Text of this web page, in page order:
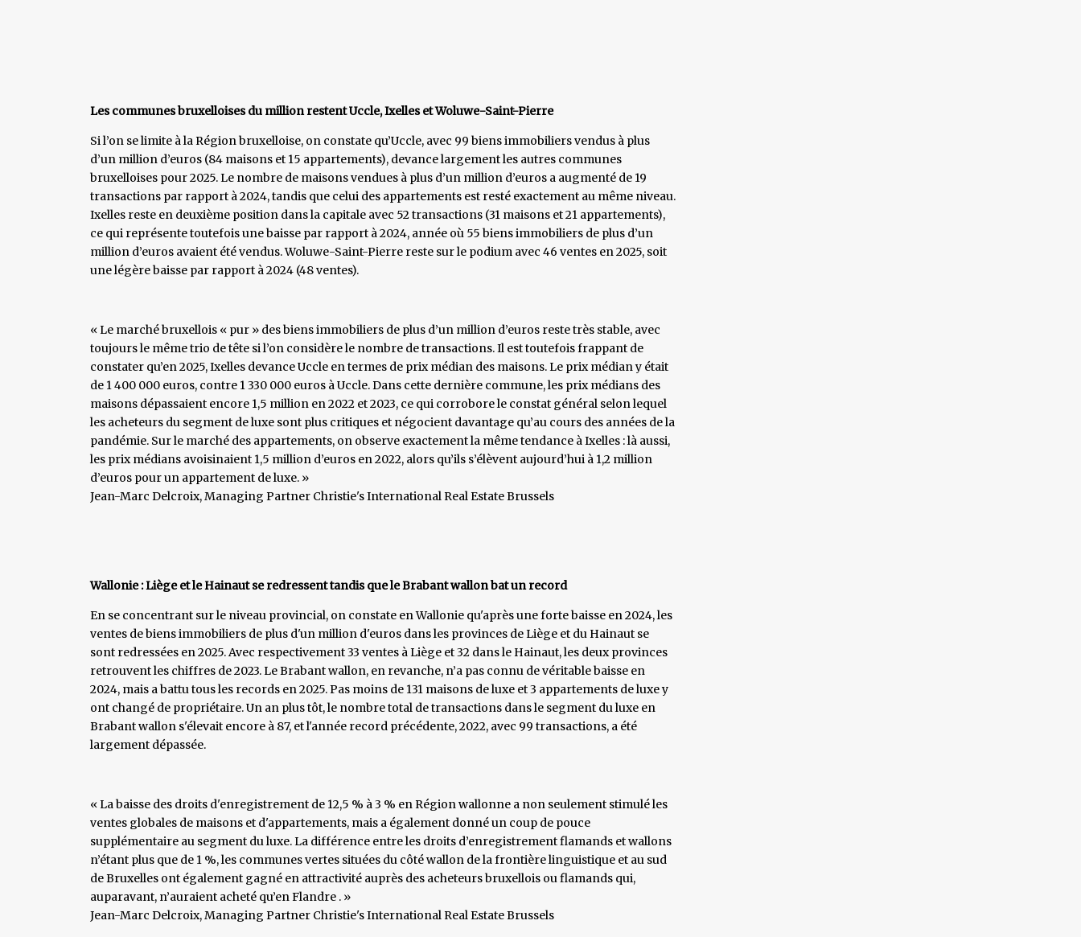
Les communes bruxelloises du million restent Uccle, Ixelles et Woluwe-Saint-Pierre
Si l’on se limite à la Région bruxelloise, on constate qu’Uccle, avec 99 biens immobiliers vendus à plus
d’un million d’euros (84 maisons et 15 appartements), devance largement les autres communes
bruxelloises pour 2025. Le nombre de maisons vendues à plus d’un million d’euros a augmenté de 19
transactions par rapport à 2024, tandis que celui des appartements est resté exactement au même niveau.
Ixelles reste en deuxième position dans la capitale avec 52 transactions (31 maisons et 21 appartements),
ce qui représente toutefois une baisse par rapport à 2024, année où 55 biens immobiliers de plus d’un
million d’euros avaient été vendus. Woluwe-Saint-Pierre reste sur le podium avec 46 ventes en 2025, soit
une légère baisse par rapport à 2024 (48 ventes).
« Le marché bruxellois « pur » des biens immobiliers de plus d’un million d’euros reste très stable, avec
toujours le même trio de tête si l’on considère le nombre de transactions. Il est toutefois frappant de
constater qu’en 2025, Ixelles devance Uccle en termes de prix médian des maisons. Le prix médian y était
de 1 400 000 euros, contre 1 330 000 euros à Uccle. Dans cette dernière commune, les prix médians des
maisons dépassaient encore 1,5 million en 2022 et 2023, ce qui corrobore le constat général selon lequel
les acheteurs du segment de luxe sont plus critiques et négocient davantage qu’au cours des années de la
pandémie. Sur le marché des appartements, on observe exactement la même tendance à Ixelles : là aussi,
les prix médians avoisinaient 1,5 million d’euros en 2022, alors qu’ils s’élèvent aujourd’hui à 1,2 million
d’euros pour un appartement de luxe. »
​Jean-Marc Delcroix, Managing Partner Christie's International Real Estate Brussels
Wallonie : Liège et le Hainaut se redressent tandis que le Brabant wallon bat un record
En se concentrant sur le niveau provincial, on constate en Wallonie qu'après une forte baisse en 2024, les
ventes de biens immobiliers de plus d'un million d'euros dans les provinces de Liège et du Hainaut se
sont redressées en 2025. Avec respectivement 33 ventes à Liège et 32 dans le Hainaut, les deux provinces
retrouvent les chiffres de 2023. Le Brabant wallon, en revanche, n’a pas connu de véritable baisse en
2024, mais a battu tous les records en 2025. Pas moins de 131 maisons de luxe et 3 appartements de luxe y
ont changé de propriétaire. Un an plus tôt, le nombre total de transactions dans le segment du luxe en
Brabant wallon s'élevait encore à 87, et l'année record précédente, 2022, avec 99 transactions, a été
largement dépassée.
« La baisse des droits d'enregistrement de 12,5 % à 3 % en Région wallonne a non seulement stimulé les
ventes globales de maisons et d'appartements, mais a également donné un coup de pouce
supplémentaire au segment du luxe. La différence entre les droits d’enregistrement flamands et wallons
n’étant plus que de 1 %, les communes vertes situées du côté wallon de la frontière linguistique et au sud
de Bruxelles ont également gagné en attractivité auprès des acheteurs bruxellois ou flamands qui,
auparavant, n’auraient acheté qu’en Flandre . »
​Jean-Marc Delcroix, Managing Partner Christie's International Real Estate Brussels